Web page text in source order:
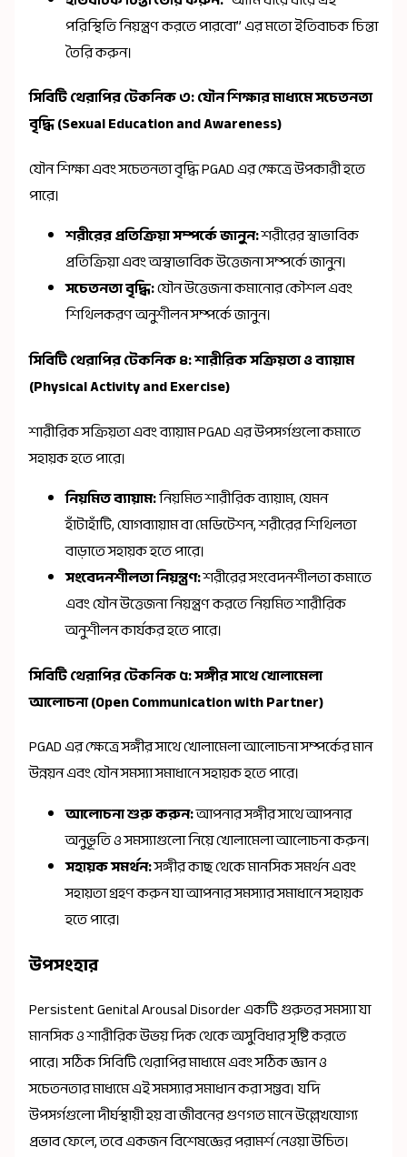
পরিস্থিতি নিয়ন্ত্রণ করতে পারবো” এর মতো ইতিবাচক চিন্তা
তৈরি করুন।
সিবিটি থেরাপির টেকনিক ৩: যৌন শিক্ষার মাধ্যমে সচেতনতা
বৃদ্ধি (Sexual Education and Awareness)
যৌন শিক্ষা এবং সচেতনতা বৃদ্ধি PGAD এর ক্ষেত্রে উপকারী হতে
পারে।
শরীরের প্রতিক্রিয়া সম্পর্কে জানুন:শরীরের স্বাভাবিক
প্রতিক্রিয়া এবং অস্বাভাবিক উত্তেজনা সম্পর্কে জানুন।
সচেতনতা বৃদ্ধি:যৌন উত্তেজনা কমানোর কৌশল এবং
শিথিলকরণ অনুশীলন সম্পর্কে জানুন।
সিবিটি থেরাপির টেকনিক ৪: শারীরিক সক্রিয়তা ও ব্যায়াম
(Physical Activity and Exercise)
শারীরিক সক্রিয়তা এবং ব্যায়াম PGAD এর উপসর্গগুলো কমাতে
সহায়ক হতে পারে।
নিয়মিত ব্যায়াম:নিয়মিত শারীরিক ব্যায়াম, যেমন
হাঁটাহাঁটি, যোগব্যায়াম বা মেডিটেশন, শরীরের শিথিলতা
বাড়াতে সহায়ক হতে পারে।
সংবেদনশীলতা নিয়ন্ত্রণ:শরীরের সংবেদনশীলতা কমাতে
এবং যৌন উত্তেজনা নিয়ন্ত্রণ করতে নিয়মিত শারীরিক
অনুশীলন কার্যকর হতে পারে।
সিবিটি থেরাপির টেকনিক ৫: সঙ্গীর সাথে খোলামেলা
আলোচনা (Open Communication with Partner)
PGAD এর ক্ষেত্রে সঙ্গীর সাথে খোলামেলা আলোচনা সম্পর্কের মান
উন্নয়ন এবং যৌন সমস্যা সমাধানে সহায়ক হতে পারে।
আলোচনা শুরু করুন:আপনার সঙ্গীর সাথে আপনার
অনুভূতি ও সমস্যাগুলো নিয়ে খোলামেলা আলোচনা করুন।
সহায়ক সমর্থন:সঙ্গীর কাছ থেকে মানসিক সমর্থন এবং
সহায়তা গ্রহণ করুন যা আপনার সমস্যার সমাধানে সহায়ক
হতে পারে।
উপসংহার
Persistent Genital Arousal Disorder একটি গুরুতর সমস্যা যা
মানসিক ও শারীরিক উভয় দিক থেকে অসুবিধার সৃষ্টি করতে
পারে। সঠিক সিবিটি থেরাপির মাধ্যমে এবং সঠিক জ্ঞান ও
সচেতনতার মাধ্যমে এই সমস্যার সমাধান করা সম্ভব। যদি
উপসর্গগুলো দীর্ঘস্থায়ী হয় বা জীবনের গুণগত মানে উল্লেখযোগ্য
প্রভাব ফেলে, তবে একজন বিশেষজ্ঞের পরামর্শ নেওয়া উচিত।